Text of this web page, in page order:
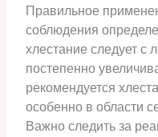
Правильное
соблюдения
хлестание следует с
постепенно
рекомендуется
особенно в области
Важно следить за